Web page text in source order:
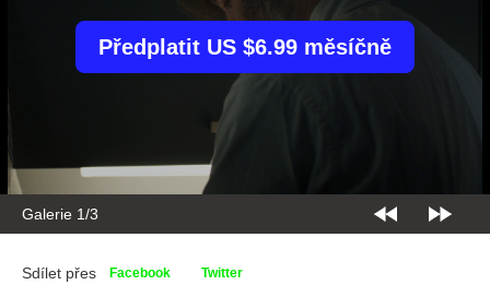
Galerie 2/3
Předplatit US $6.99 měsíčně
Sdílet přes Facebook Twitter